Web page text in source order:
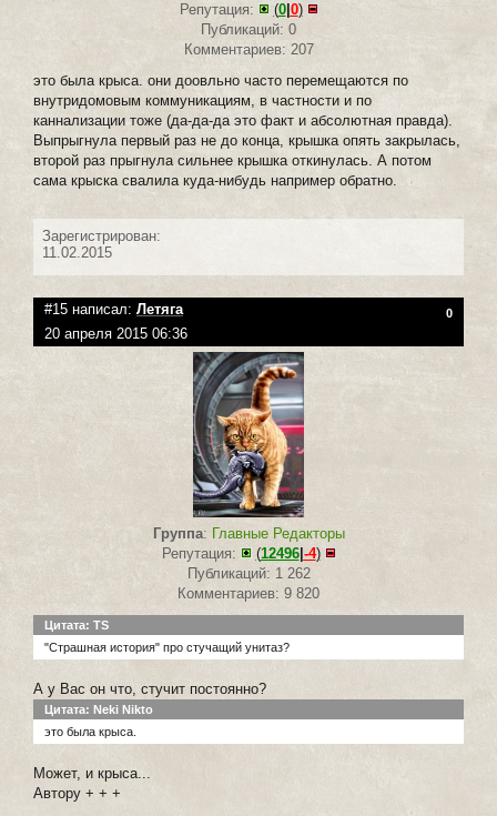
Репутация:
(0| 0)
Публикаций: 0
Комментариев: 207
это была крыса. они доовльно часто перемещаются по
внутридомовым коммуникациям, в частности и по
каннализации тоже (да-да-да это факт и абсолютная правда).
Выпрыгнула первый раз не до конца, крышка опять закрылась,
второй раз прыгнула сильнее крышка откинулась. А потом
сама крыска свалила куда-нибудь например обратно.
Зарегистрирован:
11.02.2015
#15 написал: Летяга 0
20 апреля 2015 06:36
Группа: Главные Редакторы
Репутация:
(12496| -4)
Публикаций: 1 262
Комментариев: 9 820
Цитата: TS
"Страшная история" про стучащий унитаз?
А у Вас он что, стучит постоянно?
Цитата: Neki Nikto
это была крыса.
Может, и крыса...
Автору + + +